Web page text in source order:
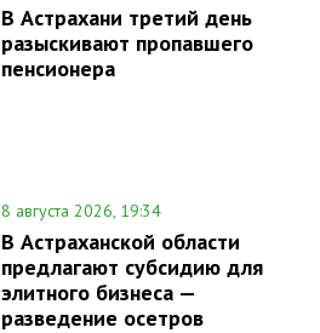
В Астрахани третий день
разыскивают пропавшего
пенсионера
8 августа 2026, 19:34
В Астраханской области
предлагают субсидию для
элитного бизнеса —
разведение осетров